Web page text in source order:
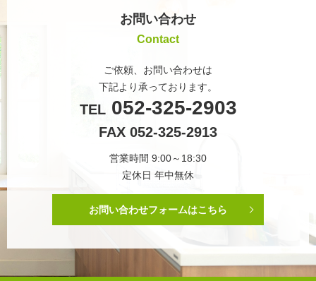
お問い合わせ
Contact
ご依頼、お問い合わせは
下記より承っております。
TEL052-325-2903
FAX 052-325-2913
営業時間 9:00～18:30
定休日 年中無休
お問い合わせフォームはこちら